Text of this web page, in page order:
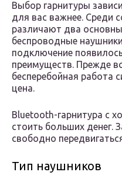
Выбор гарнитуры
для вас важнее. Среди
различают два
беспроводные
подключение
преимуществ. Прежде
бесперебойная работа
цена.
Bluetooth-гарнитура с
стоить больших денег.
свободно
Тип наушников